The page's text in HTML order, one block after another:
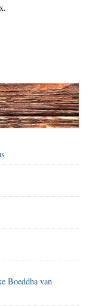
Boeddha van